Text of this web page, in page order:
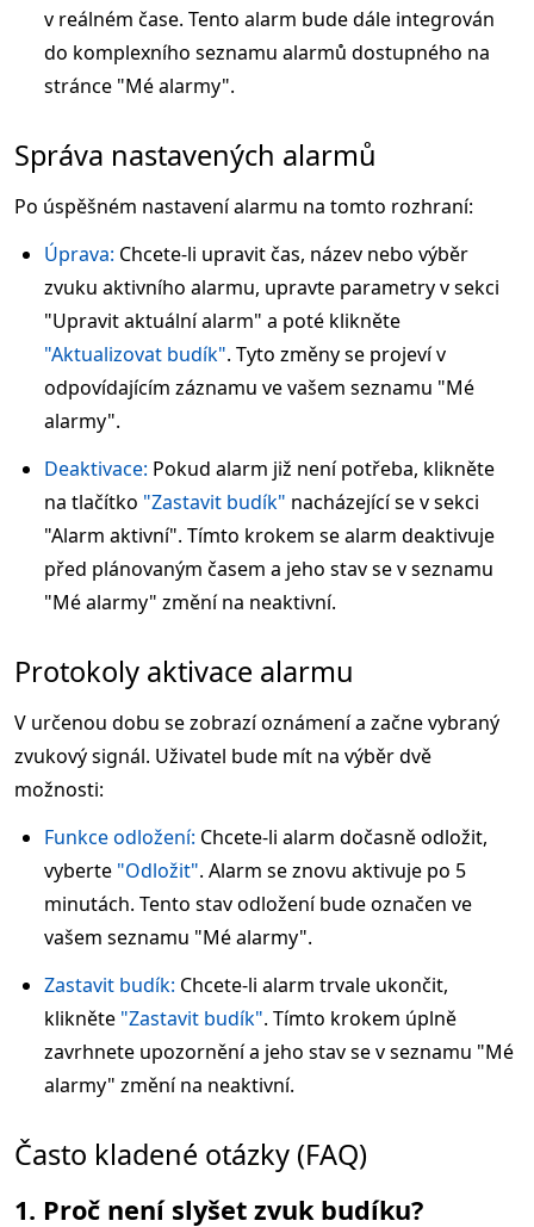
v reálném čase. Tento alarm bude dále integrován
do komplexního seznamu alarmů dostupného na
stránce "Mé alarmy".
Správa nastavených alarmů
Po úspěšném nastavení alarmu na tomto rozhraní:
Úprava: Chcete-li upravit čas, název nebo výběr
zvuku aktivního alarmu, upravte parametry v sekci
"Upravit aktuální alarm" a poté klikněte
"Aktualizovat budík". Tyto změny se projeví v
odpovídajícím záznamu ve vašem seznamu "Mé
alarmy".
Deaktivace: Pokud alarm již není potřeba, klikněte
na tlačítko "Zastavit budík" nacházející se v sekci
"Alarm aktivní". Tímto krokem se alarm deaktivuje
před plánovaným časem a jeho stav se v seznamu
"Mé alarmy" změní na neaktivní.
Protokoly aktivace alarmu
V určenou dobu se zobrazí oznámení a začne vybraný
zvukový signál. Uživatel bude mít na výběr dvě
možnosti:
Funkce odložení: Chcete-li alarm dočasně odložit,
vyberte "Odložit". Alarm se znovu aktivuje po 5
minutách. Tento stav odložení bude označen ve
vašem seznamu "Mé alarmy".
Zastavit budík: Chcete-li alarm trvale ukončit,
klikněte "Zastavit budík". Tímto krokem úplně
zavrhnete upozornění a jeho stav se v seznamu "Mé
alarmy" změní na neaktivní.
Často kladené otázky (FAQ)
1. Proč není slyšet zvuk budíku?